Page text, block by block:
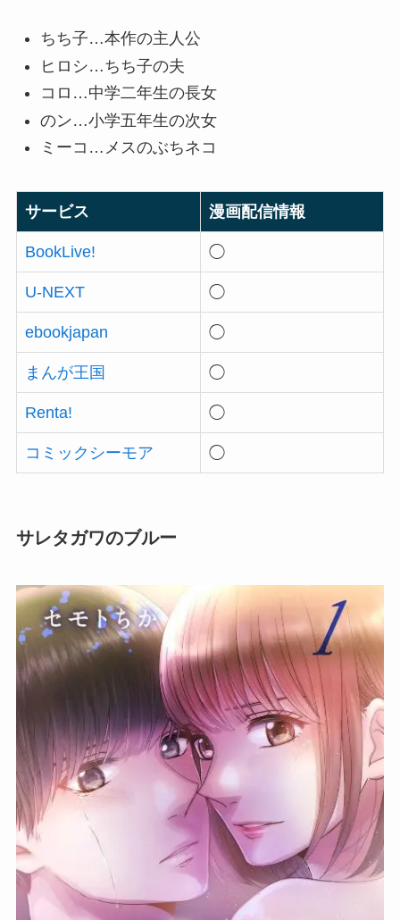
ちち子…本作の主人公
ヒロシ…ちち子の夫
コロ…中学二年生の長女
のン…小学五年生の次女
ミーコ…メスのぶちネコ
サービス 漫画配信情報
BookLive! ◯
U-NEXT ◯
ebookjapan ◯
まんが王国 ◯
Renta! ◯
コミックシーモア ◯
サレタガワのブルー